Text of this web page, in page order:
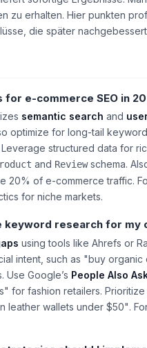
sofortige Ergebnisse.
die später
e-commerce SEO in
semantic searchand
optimize for long-tail
structured data for
andReviewschema.
for niche markets.
keyword research for my
using tools like Ahrefs or
intent, such as"buy organic
Use Google’sPeople Also